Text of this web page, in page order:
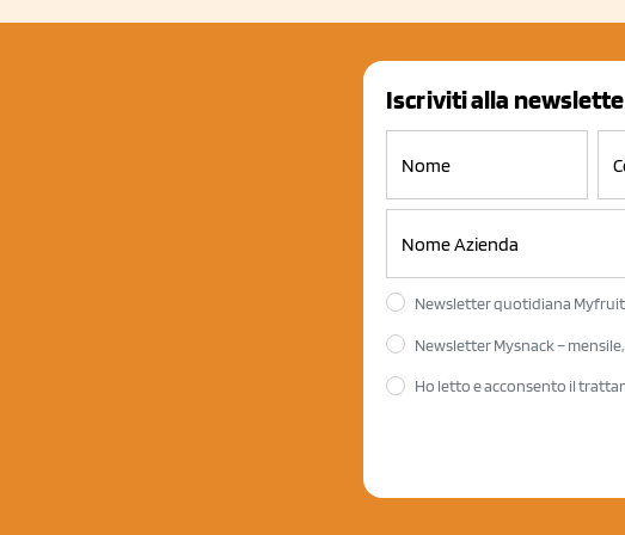
Iscriviti alla
Newsletter quotidiana
Newsletter Mysnack –
Ho letto e acconsento il